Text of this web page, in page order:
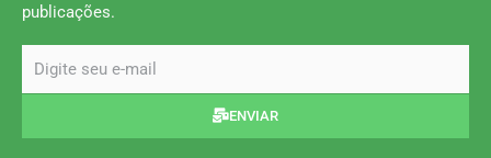
publicações.
ENVIAR